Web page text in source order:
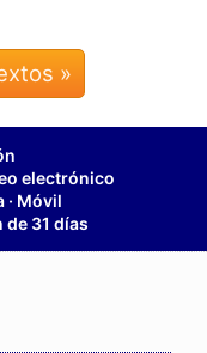
»
electrónico
· Móvil
31 días